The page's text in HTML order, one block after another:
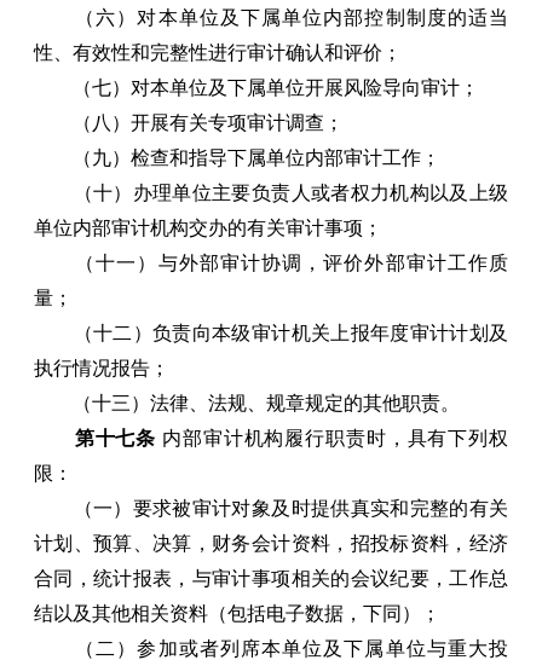
（六）对本单位及下属单位内部控制制度的适当
性、有效性和完整性进行审计确认和评价；
（七）对本单位及下属单位开展风险导向审计；
（八）开展有关专项审计调查；
（九）检查和指导下属单位内部审计工作；
（十）办理单位主要负责人或者权力机构以及上级
单位内部审计机构交办的有关审计事项；
（十一）与外部审计协调，评价外部审计工作质
量；
（十二）负责向本级审计机关上报年度审计计划及
执行情况报告；
（十三）法律、法规、规章规定的其他职责。
第十七条 内部审计机构履行职责时，具有下列权
限：
（一）要求被审计对象及时提供真实和完整的有关
计划、预算、决算，财务会计资料，招投标资料，经济
合同，统计报表，与审计事项相关的会议纪要，工作总
结以及其他相关资料（包括电子数据，下同）；
（二）参加或者列席本单位及下属单位与重大投